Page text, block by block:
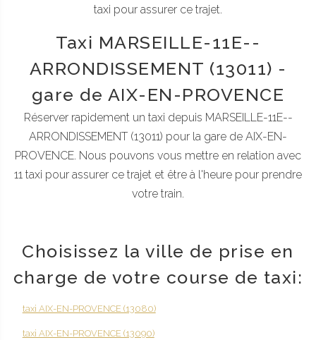
taxi pour assurer ce trajet.
Taxi MARSEILLE-11E--
ARRONDISSEMENT (13011) -
gare de AIX-EN-PROVENCE
Réserver rapidement un taxi depuis MARSEILLE-11E--
ARRONDISSEMENT (13011) pour la gare de AIX-EN-
PROVENCE. Nous pouvons vous mettre en relation avec
11 taxi pour assurer ce trajet et être à l'heure pour prendre
votre train.
Choisissez la ville de prise en
charge de votre course de taxi:
taxi AIX-EN-PROVENCE (13080)
taxi AIX-EN-PROVENCE (13090)